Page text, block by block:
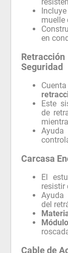
muelle
en
Seguridad
Este
de
Carcasa
El
resistir
Ayuda
del
Cable de